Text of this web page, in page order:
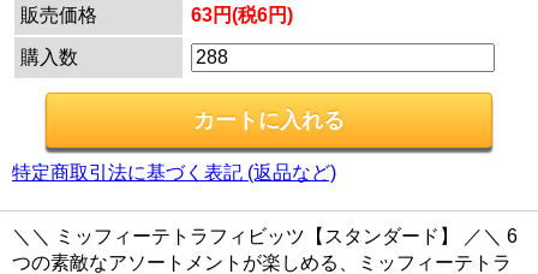
販売価格
63円(税6円)
購入数
特定商取引法に基づく表記 (返品など)
＼＼ ミッフィーテトラフィビッツ【スタンダード】 ／＼ 6
つの素敵なアソートメントが楽しめる、ミッフィーテトラ